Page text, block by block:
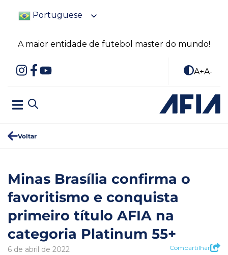
Portuguese
A maior entidade de futebol master do mundo!
A+A-
Voltar
Minas Brasília confirma o
favoritismo e conquista
primeiro título AFIA na
categoria Platinum 55+
6 de abril de 2022 Compartilhar